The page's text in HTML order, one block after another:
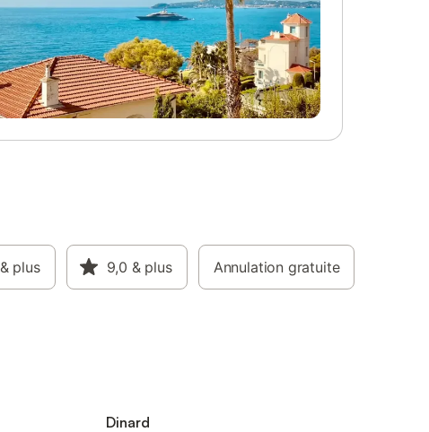
& plus 9,0 & plus Annulation gratuite
Dinard